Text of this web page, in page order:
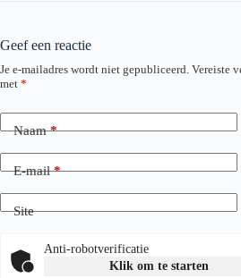
Geef een reactie
Je e-mailadres wordt niet gepubliceerd. Vereiste
met *
Naam*
E-mail*
Site
Anti-robotverificatie
Klik om te starten